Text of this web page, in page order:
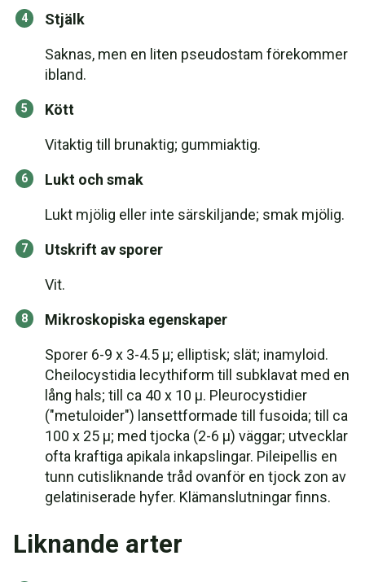
Stjälk
Saknas, men en liten pseudostam förekommer
ibland.
Kött
Vitaktig till brunaktig; gummiaktig.
Lukt och smak
Lukt mjölig eller inte särskiljande; smak mjölig.
Utskrift av sporer
Vit.
Mikroskopiska egenskaper
Sporer 6-9 x 3-4.5 µ; elliptisk; slät; inamyloid.
Cheilocystidia lecythiform till subklavat med en
lång hals; till ca 40 x 10 µ. Pleurocystidier
("metuloider") lansettformade till fusoida; till ca
100 x 25 µ; med tjocka (2-6 µ) väggar; utvecklar
ofta kraftiga apikala inkapslingar. Pileipellis en
tunn cutisliknande tråd ovanför en tjock zon av
gelatiniserade hyfer. Klämanslutningar finns.
Liknande arter